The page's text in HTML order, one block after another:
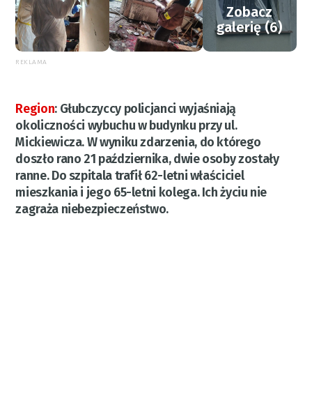
Zobacz
galerię (6)
REKLAMA
Region: Głubczyccy policjanci wyjaśniają
okoliczności wybuchu w budynku przy ul.
Mickiewicza. W wyniku zdarzenia, do którego
doszło rano 21 października, dwie osoby zostały
ranne. Do szpitala trafił 62-letni właściciel
mieszkania i jego 65-letni kolega. Ich życiu nie
zagraża niebezpieczeństwo.